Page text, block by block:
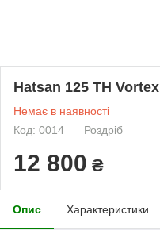
Hatsan 125 TH Vortex
Немає в наявності
Код: 0014
Роздріб
12 800 ₴
Опис Характеристики